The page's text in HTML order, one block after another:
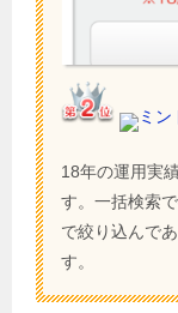
ミ
18年の運用実
す。一括検索
で絞り込んで
す。